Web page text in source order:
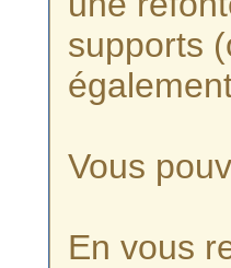
supports
Vous
En vous